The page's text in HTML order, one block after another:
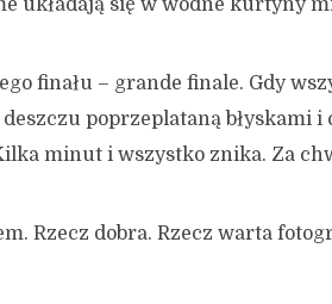
układają się w wodne kurtyny
finału – grande finale. Gdy
poprzeplataną błyskami
minut i wszystko znika. Za
Rzecz dobra. Rzecz warta